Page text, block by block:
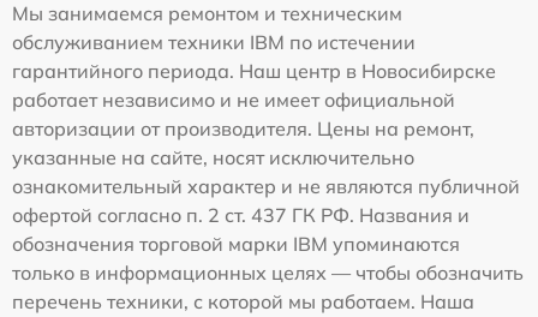
Мы занимаемся ремонтом и техническим
обслуживанием техники IBM по истечении
гарантийного периода. Наш центр в Новосибирске
работает независимо и не имеет официальной
авторизации от производителя. Цены на ремонт,
указанные на сайте, носят исключительно
ознакомительный характер и не являются публичной
офертой согласно п. 2 ст. 437 ГК РФ. Названия и
обозначения торговой марки IBM упоминаются
только в информационных целях — чтобы обозначить
перечень техники, с которой мы работаем. Наша